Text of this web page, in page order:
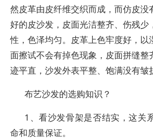
然皮革由皮纤维交织而成，而仿皮没
好的皮沙发，皮面光洁整齐、伤残少
性，色泽均匀。皮革上色牢度好，以
面擦试不会有掉色现象，皮面拼缝整
迹平直，沙发外表平整、饱满没有皱
布艺沙发的选购知识？
1、看沙发骨架是否结实，这关
命和质量保证。